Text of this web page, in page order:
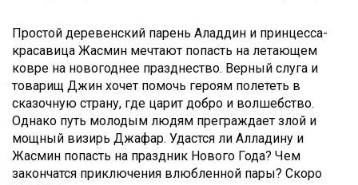
Простой деревенский парень Аладдин и принцесса-
красавица Жасмин мечтают попасть на летающем
ковре на новогоднее празднество. Верный слуга и
товарищ Джин хочет помочь героям полететь в
сказочную страну, где царит добро и волшебство.
Однако путь молодым людям преграждает злой и
мощный визирь Джафар. Удастся ли Алладину и
Жасмин попасть на праздник Нового Года? Чем
закончатся приключения влюбленной пары? Скоро